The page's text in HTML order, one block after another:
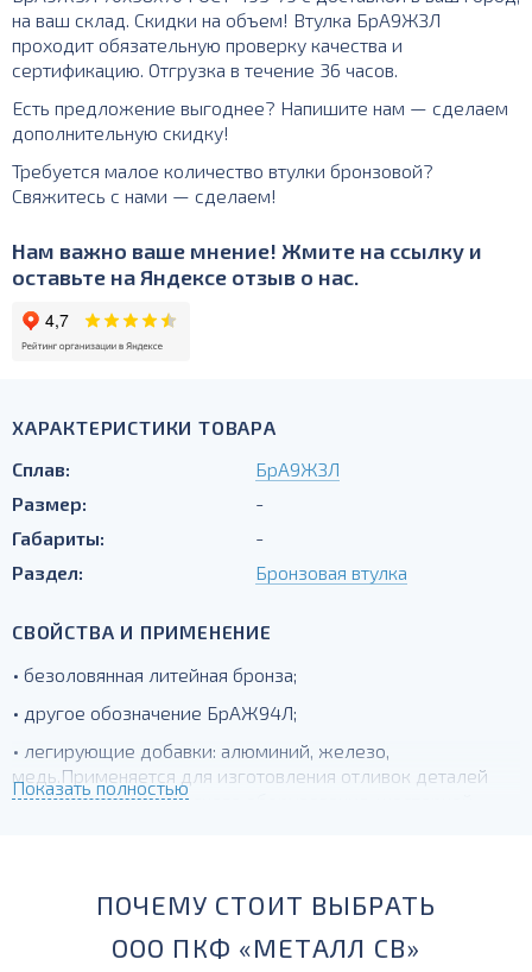
на ваш склад. Скидки на объем! Втулка БрА9ЖЗЛ
проходит обязательную проверку качества и
сертификацию. Отгрузка в течение 36 часов.
Есть предложение выгоднее? Напишите нам — сделаем
дополнительную скидку!
Требуется малое количество втулки бронзовой?
Свяжитесь с нами — сделаем!
Нам важно ваше мнение! Жмите на ссылку и
оставьте на Яндексе отзыв о нас.
ХАРАКТЕРИСТИКИ ТОВАРА
Сплав:
БрА9ЖЗЛ
Размер:
-
Габариты:
-
Раздел:
Бронзовая втулка
СВОЙСТВА И ПРИМЕНЕНИЕ
• безоловянная литейная бронза;
• другое обозначение БрАЖ94Л;
• легирующие добавки: алюминий, железо,
медь.Применяется для изготовления отливок деталей
горно-металлургического оборудования, шестерней,
Показать полностью
ПОЧЕМУ СТОИТ ВЫБРАТЬ
ООО ПКФ «МЕТАЛЛ СВ»